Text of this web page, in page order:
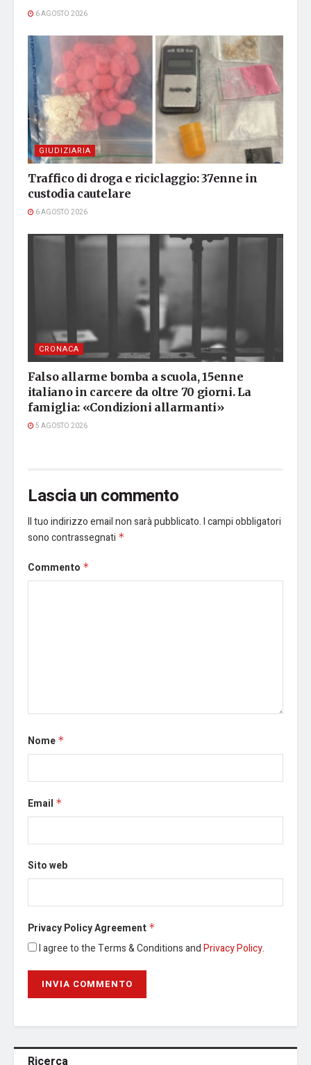
6 AGOSTO 2026
GIUDIZIARIA
Traffico di droga e riciclaggio: 37enne in
custodia cautelare
6 AGOSTO 2026
CRONACA
Falso allarme bomba a scuola, 15enne
italiano in carcere da oltre 70 giorni. La
famiglia: «Condizioni allarmanti»
5 AGOSTO 2026
Lascia un commento
Il tuo indirizzo email non sarà pubblicato.I campi obbligatori
sono contrassegnati *
Commento *
Nome *
Email *
Sito web
Privacy Policy Agreement *
I agree to the Terms & Conditions andPrivacy Policy.
Ricerca